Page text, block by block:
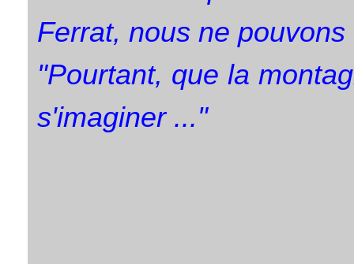
Ferrat, nous ne
"Pourtant, que la
s'imaginer ..."